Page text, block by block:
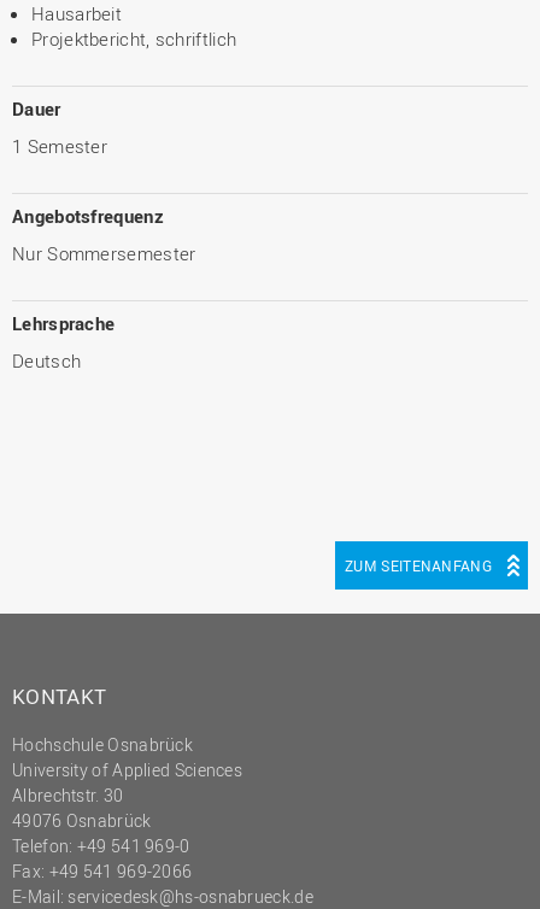
Hausarbeit
Projektbericht, schriftlich
Dauer
1 Semester
Angebotsfrequenz
Nur Sommersemester
Lehrsprache
Deutsch
ZUM SEITENANFANG
KONTAKT
Hochschule Osnabrück
University of Applied Sciences
Albrechtstr. 30
49076 Osnabrück
Telefon: +49 541 969-0
Fax: +49 541 969-2066
E-Mail: servicedesk@hs-osnabrueck.de